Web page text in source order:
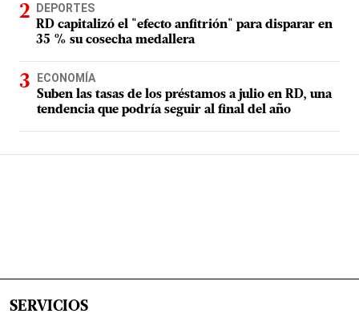
DEPORTES
RD capitalizó el "efecto anfitrión" para disparar en
35 % su cosecha medallera
ECONOMÍA
Suben las tasas de los préstamos a julio en RD, una
tendencia que podría seguir al final del año
SERVICIOS